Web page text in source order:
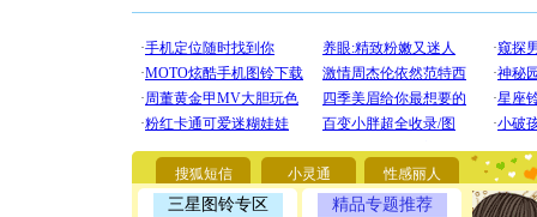
搜狐短信 小灵通 性感丽人
三星图铃专区 精品专题推荐
[圣诞节]
你太多
要平安
[圣诞节]
能正大光
天都要快
[圣诞节]